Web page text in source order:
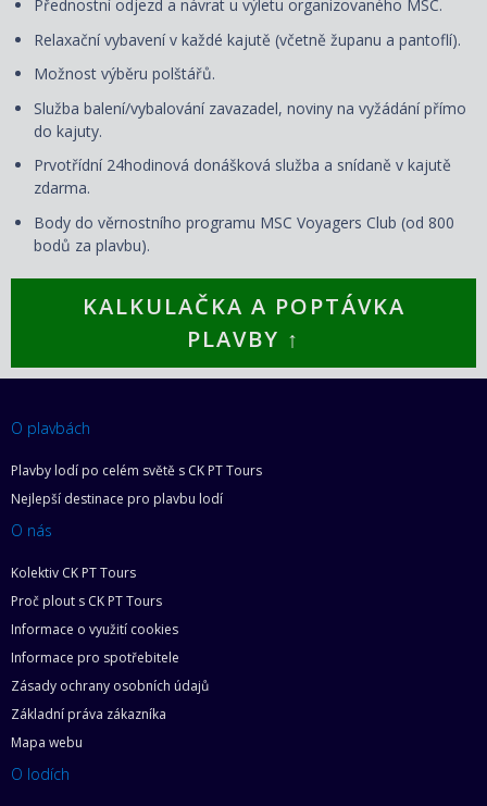
Přednostní odjezd a návrat u výletu organizovaného MSC.
Relaxační vybavení v každé kajutě (včetně županu a pantoflí).
Možnost výběru polštářů.
Služba balení/vybalování zavazadel, noviny na vyžádání přímo
do kajuty.
Prvotřídní 24hodinová donášková služba a snídaně v kajutě
zdarma.
Body do věrnostního programu MSC Voyagers Club (od 800
bodů za plavbu).
KALKULAČKA A POPTÁVKA
PLAVBY ↑
O plavbách
Plavby lodí po celém světě s CK PT Tours
Nejlepší destinace pro plavbu lodí
O nás
Kolektiv CK PT Tours
Proč plout s CK PT Tours
Informace o využití cookies
Informace pro spotřebitele
Zásady ochrany osobních údajů
Základní práva zákazníka
Mapa webu
O lodích